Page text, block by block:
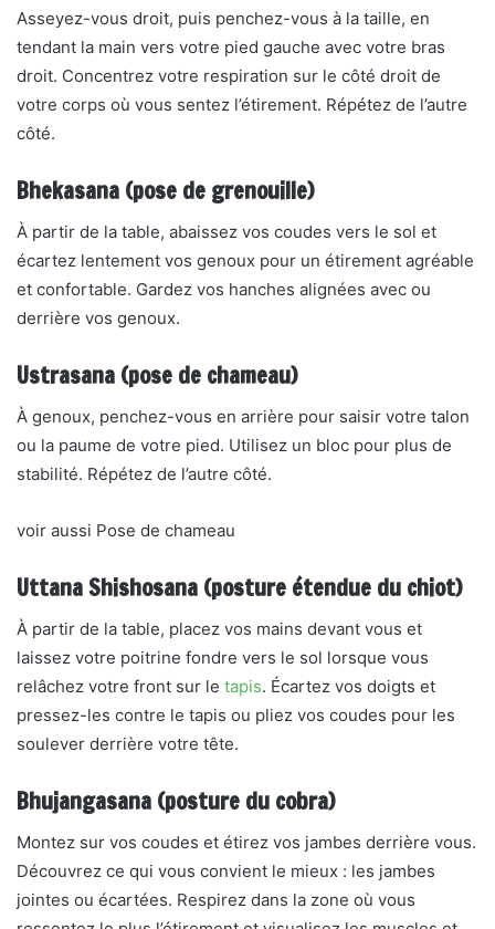
Asseyez-vous droit, puis penchez-vous à la taille, en
tendant la main vers votre pied gauche avec votre bras
droit. Concentrez votre respiration sur le côté droit de
votre corps où vous sentez l’étirement. Répétez de l’autre
côté.
Bhekasana (pose de grenouille)
À partir de la table, abaissez vos coudes vers le sol et
écartez lentement vos genoux pour un étirement agréable
et confortable. Gardez vos hanches alignées avec ou
derrière vos genoux.
Ustrasana (pose de chameau)
À genoux, penchez-vous en arrière pour saisir votre talon
ou la paume de votre pied. Utilisez un bloc pour plus de
stabilité. Répétez de l’autre côté.
voir aussi Pose de chameau
Uttana Shishosana (posture étendue du chiot)
À partir de la table, placez vos mains devant vous et
laissez votre poitrine fondre vers le sol lorsque vous
relâchez votre front sur le tapis. Écartez vos doigts et
pressez-les contre le tapis ou pliez vos coudes pour les
soulever derrière votre tête.
Bhujangasana (posture du cobra)
Montez sur vos coudes et étirez vos jambes derrière vous.
Découvrez ce qui vous convient le mieux : les jambes
jointes ou écartées. Respirez dans la zone où vous